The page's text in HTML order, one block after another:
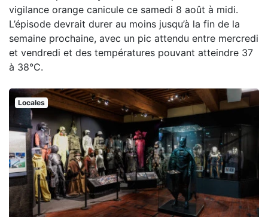
vigilance orange canicule ce samedi 8 août à midi.
L’épisode devrait durer au moins jusqu’à la fin de la
semaine prochaine, avec un pic attendu entre mercredi
et vendredi et des températures pouvant atteindre 37
à 38°C.
Locales